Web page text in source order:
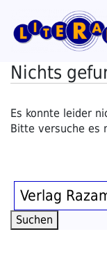
Inhalt
springen
Nichts
Es konnte leider
Bitte versuche es
Suchen
nach:
Suchen